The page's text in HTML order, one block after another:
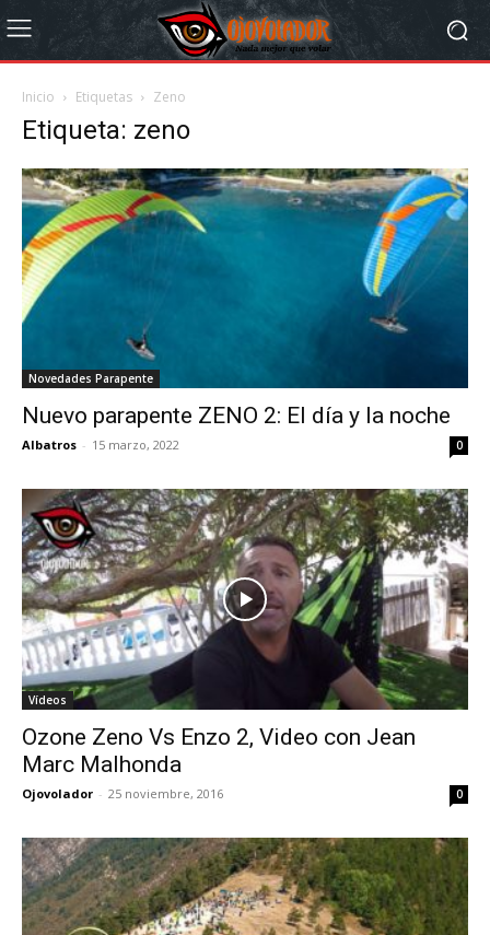
Inicio Etiquetas Zeno
Etiqueta: zeno
Novedades Parapente
Nuevo parapente ZENO 2: El día y la noche
Albatros - 15 marzo, 2022 0
Vídeos
Ozone Zeno Vs Enzo 2, Video con Jean
Marc Malhonda
Ojovolador - 25 noviembre, 2016 0